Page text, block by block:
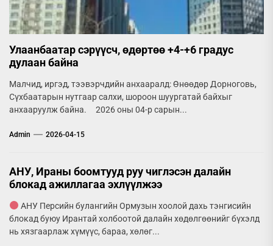
Улаанбаатар сэрүүсч, өдөртөө +4-+6 градус
дулаан байна
Малчид, иргэд, тээвэрчдийн анхааралд: Өнөөдөр Дорноговь,
Сүхбаатарын нутгаар салхи, шороон шуургатай байхыг
анхааруулж байна. 2026 оны 04-р сарын...
Admin 2026-04-15
АНУ, Ираны боомтууд руу чиглэсэн далайн
блокад ажиллагаа эхлүүлжээ
АНУ Персийн булангийн Ормузын хоолой дахь тэнгисийн
блокад буюу Ирантай холбоотой далайн хөдөлгөөнийг бүхэлд
нь хязгаарлаж хүмүүс, бараа, хөлөг...